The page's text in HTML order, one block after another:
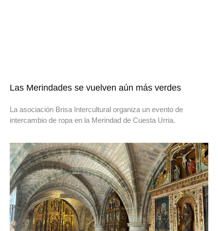
Las Merindades se vuelven aún más verdes
La asociación Brisa Intercultural organiza un evento de
intercambio de ropa en la Merindad de Cuesta Urria.